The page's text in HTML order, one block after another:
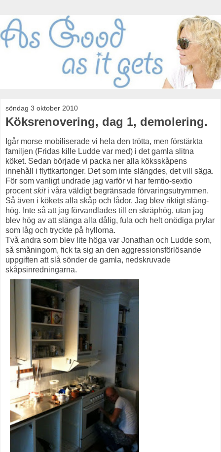
söndag 3 oktober 2010
Köksrenovering, dag 1, demolering.
Igår morse mobiliserade vi hela den trötta, men förstärkta
familjen (Fridas kille Ludde var med) i det gamla slitna
köket. Sedan började vi packa ner alla köksskåpens
innehåll i flyttkartonger. Det som inte slängdes, det vill säga.
För som vanligt undrade jag varför vi har femtio-sextio
procentskiti våra väldigt begränsade förvaringsutrymmen.
Så även i kökets alla skåp och lådor. Jag blev riktigt släng-
hög. Inte så att jag förvandlades till en skräphög, utan jag
blev hög av att slänga alla dålig, fula och helt onödiga prylar
som låg och tryckte på hyllorna.
Två andra som blev lite höga var Jonathan och Ludde som,
så småningom, fick ta sig an den aggressionsförlösande
uppgiften att slå sönder de gamla, nedskruvade
skåpsinredningarna.